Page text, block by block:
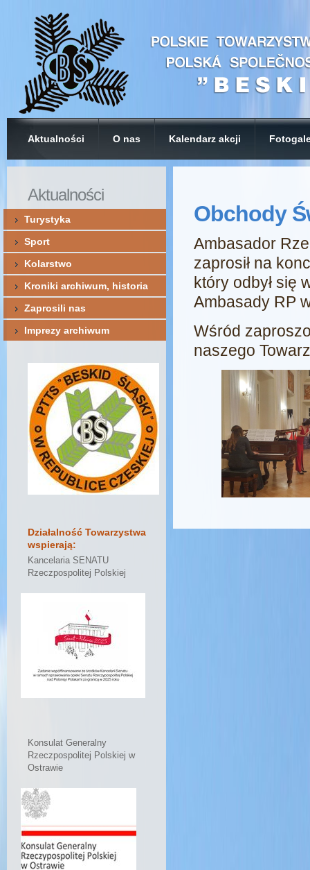
Aktualności O nas Kalendarz akcji
Obchody
Ambasador
zaprosił na
który odbył się
Ambasady RP
Wśród
naszego
Aktualności
Turystyka
Sport
Kolarstwo
Kroniki archiwum, historia
Zaprosili nas
Imprezy archiwum
Działalność Towarzystwa
wspierają:
Kancelaria SENATU
Rzeczpospolitej Polskiej
Konsulat Generalny
Rzeczpospolitej Polskiej w
Ostrawie